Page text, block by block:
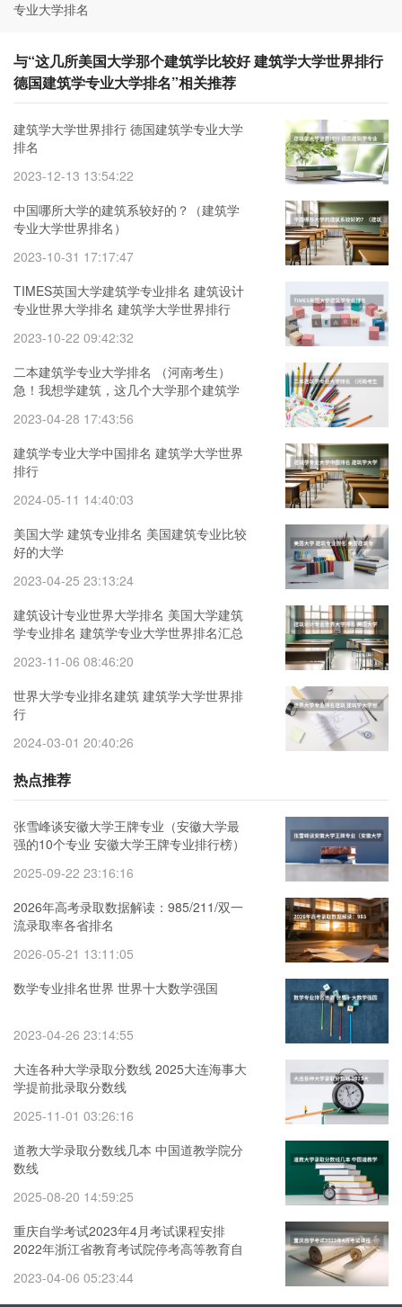
专业大学排名
与“这几所美国大学那个建筑学比较好 建筑学大学世界排行
德国建筑学专业大学排名”相关推荐
建筑学大学世界排行 德国建筑学专业大学
排名
2023-12-13 13:54:22
中国哪所大学的建筑系较好的？（建筑学
专业大学世界排名）
2023-10-31 17:17:47
TIMES英国大学建筑学专业排名 建筑设计
专业世界大学排名 建筑学大学世界排行
2023-10-22 09:42:32
二本建筑学专业大学排名 （河南考生）
急！我想学建筑，这几个大学那个建筑学
2023-04-28 17:43:56
建筑学专业大学中国排名 建筑学大学世界
排行
2024-05-11 14:40:03
美国大学 建筑专业排名 美国建筑专业比较
好的大学
2023-04-25 23:13:24
建筑设计专业世界大学排名 美国大学建筑
学专业排名 建筑学专业大学世界排名汇总
2023-11-06 08:46:20
世界大学专业排名建筑 建筑学大学世界排
行
2024-03-01 20:40:26
热点推荐
张雪峰谈安徽大学王牌专业（安徽大学最
强的10个专业 安徽大学王牌专业排行榜）
2025-09-22 23:16:16
2026年高考录取数据解读：985/211/双一
流录取率各省排名
2026-05-21 13:11:05
数学专业排名世界 世界十大数学强国
2023-04-26 23:14:55
大连各种大学录取分数线 2025大连海事大
学提前批录取分数线
2025-11-01 03:26:16
道教大学录取分数线几本 中国道教学院分
数线
2025-08-20 14:59:25
重庆自学考试2023年4月考试课程安排
2022年浙江省教育考试院停考高等教育自
2023-04-06 05:23:44